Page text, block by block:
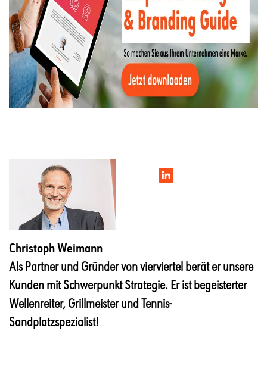
Christoph Weimann
Als Partner und Gründer von vierviertel berät er unsere
Kunden mit Schwerpunkt Strategie. Er ist begeisterter
Wellenreiter, Grillmeister und Tennis-
Sandplatzspezialist!